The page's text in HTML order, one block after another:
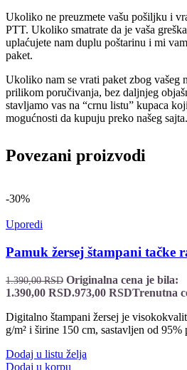
Ukoliko ne preuzmete vašu pošiljku i
PTT. Ukoliko smatrate da je vaša
uplaćujete nam duplu poštarinu i mi
paket.
Ukoliko nam se vrati paket zbog vašeg
prilikom poručivanja, bez daljnjeg
stavljamo vas na “crnu listu” kupaca
mogućnosti da kupuju preko našeg sajta.
Povezani proizvodi
-30%
Uporedi
Pamuk žersej štampani tačke
1.390,00RSD Originalna cena je bila:
1.390,00 RSD.973,00 RSDTrenutna
Digitalno štampani žersej je
g/m² i širine 150 cm, sastavljen od
Dodaj u listu želja
Dodaj u korpu